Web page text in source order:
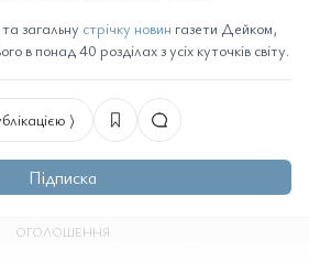
та загальну стрічку новин газети Дейком,
в понад 40 розділах з усіх куточків світу.
⟩
Підписка
ОГОЛОШЕННЯ